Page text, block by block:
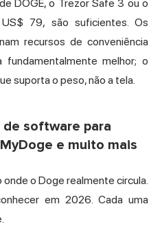
DOGE, o Trezor Safe 3 ou o
79, são suficientes. Os
recursos de conveniência
melhor; o
suporta o peso, não a tela.
software para
e muito mais
o Doge realmente circula.
em 2026. Cada uma